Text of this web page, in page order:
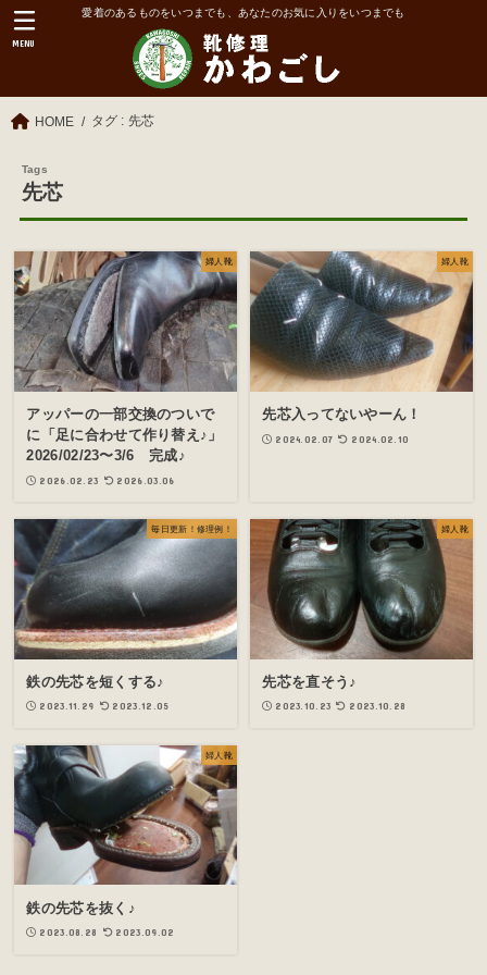
愛着のあるものをいつまでも、あなたのお気に入りをいつまでも
MENU
HOME タグ : 先芯
先芯
婦人靴
アッパーの一部交換のついで
に「足に合わせて作り替え♪」
2026/02/23〜3/6 完成♪
2026.02.23 2026.03.06
婦人靴
先芯入ってないやーん！
2024.02.07 2024.02.10
毎日更新！修理例！
鉄の先芯を短くする♪
2023.11.29 2023.12.05
婦人靴
先芯を直そう♪
2023.10.23 2023.10.28
婦人靴
鉄の先芯を抜く♪
2023.08.28 2023.09.02